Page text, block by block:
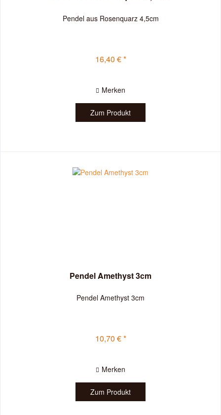
Pendel aus Rosenquarz 4,5cm
16,40 € *
Merken
Zum Produkt
Pendel Amethyst 3cm
Pendel Amethyst 3cm
10,70 € *
Merken
Zum Produkt